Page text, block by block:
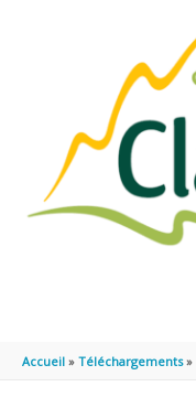
Accueil Téléchargements